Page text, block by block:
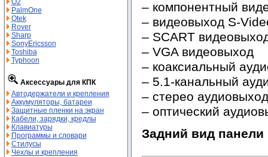
O2
PalmOne
Qtek
Rover
Sharp
SonyEricsson
Toshiba
Typhoon
Аксессуары для КПК
Автодержатели и крепления
Аккумуляторы, батареи
Защитные пленки на экран
Кабели, зарядки, кредлы
Клавиатуры
Программы и словари
Стилусы
Чехлы и крепления
– компонентный
– видеовыход S-
– SCART
– VGA видеовыход
– коаксиальный
– 5.1-канальный
– стерео аудиовыход
– оптический
Задний вид